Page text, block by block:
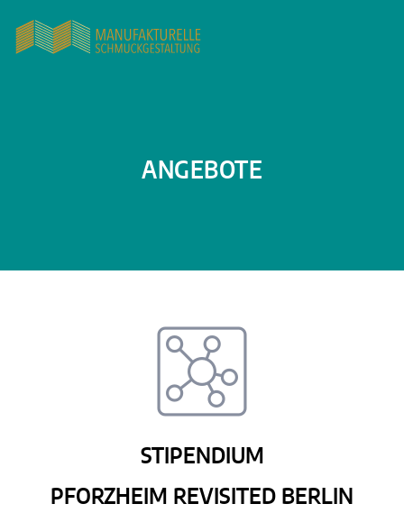
ANGEBOTE
STIPENDIUM
PFORZHEIM REVISITED BERLIN